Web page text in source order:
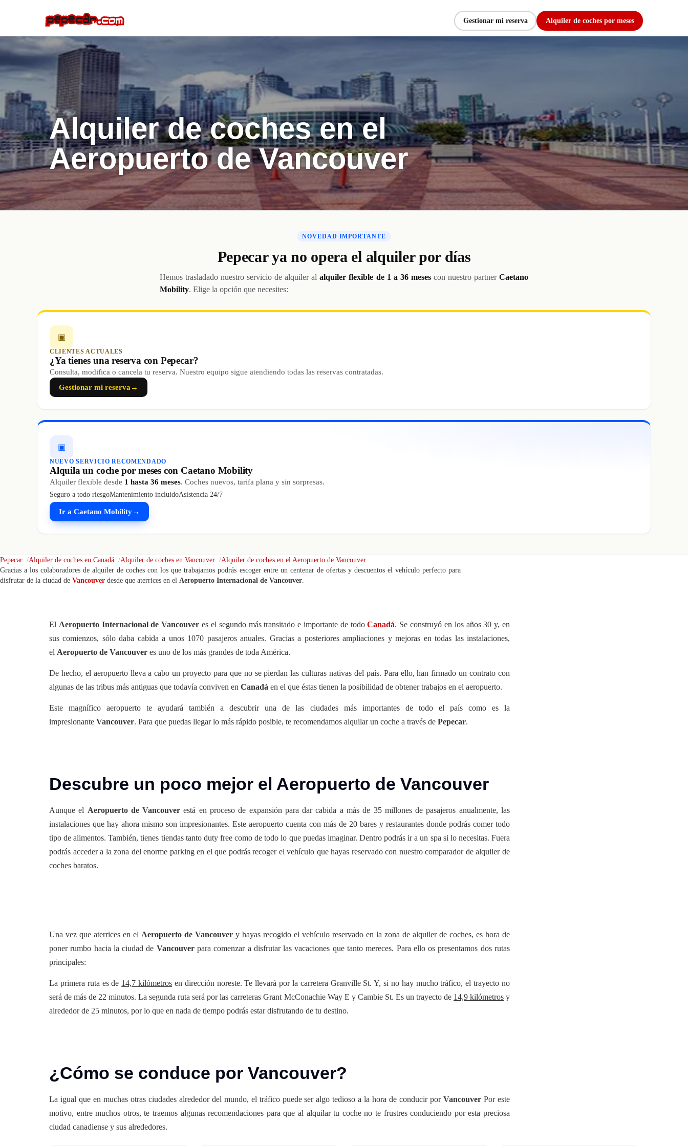
Gestionar mi reserva Alquiler de coches por meses
Alquiler de coches en el
Aeropuerto de Vancouver
NOVEDAD IMPORTANTE
Pepecar ya no opera el alquiler por días
Hemos trasladado nuestro servicio de alquiler alalquiler flexible de 1 a 36 mesescon nuestro partnerCaetano
Mobility. Elige la opción que necesites:
▣
CLIENTES ACTUALES
¿Ya tienes una reserva con Pepecar?
Consulta, modifica o cancela tu reserva. Nuestro equipo sigue atendiendo todas las reservas contratadas.
Gestionar mi reserva →
▣
NUEVO SERVICIO RECOMENDADO
Alquila un coche por meses con Caetano Mobility
Alquiler flexible desde 1 hasta 36 meses. Coches nuevos, tarifa plana y sin sorpresas.
Seguro a todo riesgoMantenimiento incluidoAsistencia 24/7
Ir a Caetano Mobility→
Pepecar Alquiler de coches en Canadá Alquiler de coches en Vancouver
Alquiler de coches en el Aeropuerto de Vancouver
Gracias a los colaboradores de alquiler de coches con los que trabajamos podrás escoger entre un centenar de ofertas y descuentos el vehículo perfecto para
disfrutar de la ciudad de Vancouver desde que aterrices en el Aeropuerto Internacional de Vancouver.
El Aeropuerto Internacional de Vancouver es el segundo más transitado e importante de todoCanadá. Se construyó en los años 30 y, en
sus comienzos, sólo daba cabida a unos 1070 pasajeros anuales. Gracias a posteriores ampliaciones y mejoras en todas las instalaciones,
el Aeropuerto de Vancouver es uno de los más grandes de toda América.
De hecho, el aeropuerto lleva a cabo un proyecto para que no se pierdan las culturas nativas del país. Para ello, han firmado un contrato con
algunas de las tribus más antiguas que todavía conviven en Canadá en el que éstas tienen la posibilidad de obtener trabajos en el aeropuerto.
Este magnífico aeropuerto te ayudará también a descubrir una de las ciudades más importantes de todo el país como es la
impresionante Vancouver. Para que puedas llegar lo más rápido posible, te recomendamos alquilar un coche a través de Pepecar.
Descubre un poco mejor el Aeropuerto de Vancouver
Aunque el Aeropuerto de Vancouver está en proceso de expansión para dar cabida a más de 35 millones de pasajeros anualmente, las
instalaciones que hay ahora mismo son impresionantes. Este aeropuerto cuenta con más de 20 bares y restaurantes donde podrás comer todo
tipo de alimentos. También, tienes tiendas tanto duty free como de todo lo que puedas imaginar. Dentro podrás ir a un spa si lo necesitas. Fuera
podrás acceder a la zona del enorme parking en el que podrás recoger el vehículo que hayas reservado con nuestro comparador de alquiler de
coches baratos.
Una vez que aterrices en el Aeropuerto de Vancouver y hayas recogido el vehículo reservado en la zona de alquiler de coches, es hora de
poner rumbo hacia la ciudad de Vancouverpara comenzar a disfrutar las vacaciones que tanto mereces. Para ello os presentamos dos rutas
principales:
La primera ruta es de 14,7 kilómetros en dirección noreste. Te llevará por la carretera Granville St. Y, si no hay mucho tráfico, el trayecto no
será de más de 22 minutos. La segunda ruta será por las carreteras Grant McConachie Way E y Cambie St. Es un trayecto de 14,9 kilómetrosy
alrededor de 25 minutos, por lo que en nada de tiempo podrás estar disfrutando de tu destino.
¿Cómo se conduce por Vancouver?
La igual que en muchas otras ciudades alrededor del mundo, el tráfico puede ser algo tedioso a la hora de conducir porVancouver Por este
motivo, entre muchos otros, te traemos algunas recomendaciones para que al alquilar tu coche no te frustres conduciendo por esta preciosa
ciudad canadiense y sus alrededores.